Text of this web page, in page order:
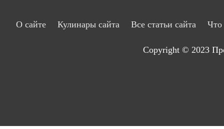
О сайте Кулинары сайта Все статьи сайта Что
Copyright © 2023